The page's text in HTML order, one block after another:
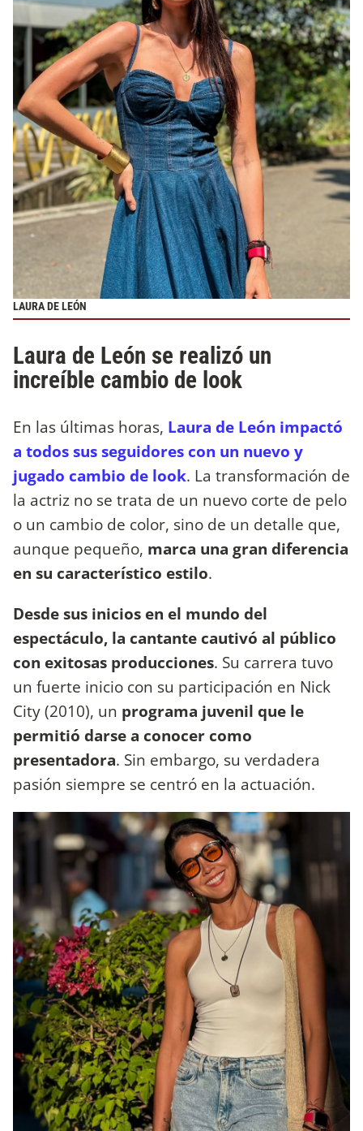
LAURA DE LEÓN
Laura de León se realizó un
increíble cambio de look
En las últimas horas, Laura de León impactó
a todos sus seguidores con un nuevo y
jugado cambio de look. La transformación de
la actriz no se trata de un nuevo corte de pelo
o un cambio de color, sino de un detalle que,
aunque pequeño, marca una gran diferencia
en su característico estilo.
Desde sus inicios en el mundo del
espectáculo, la cantante cautivó al público
con exitosas producciones. Su carrera tuvo
un fuerte inicio con su participación en Nick
City (2010), un programa juvenil que le
permitió darse a conocer como
presentadora. Sin embargo, su verdadera
pasión siempre se centró en la actuación.